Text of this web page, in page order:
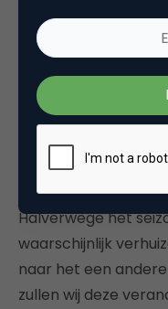
— Owen
25
Volgend jaar wordt
wat het volume van
Halverwege het
waarschijnlijk
naar het een
zullen wij deze